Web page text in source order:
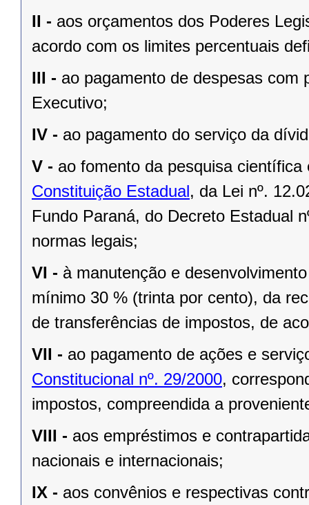
II - aos orçamentos dos Poderes
acordo com os limites percentuais
III - ao pagamento de despesas com
Executivo;
IV - ao pagamento do serviço da
V - ao fomento da pesquisa
Constituição Estadual, da Lei nº.
Fundo Paraná, do Decreto Estadual
normas legais;
VI - à manutenção e
mínimo 30 % (trinta por cento), da
de transferências de impostos, de
VII - ao pagamento de ações e
Constitucional nº. 29/2000,
impostos, compreendida a
VIII - aos empréstimos e
nacionais e internacionais;
IX - aos convênios e respectivas